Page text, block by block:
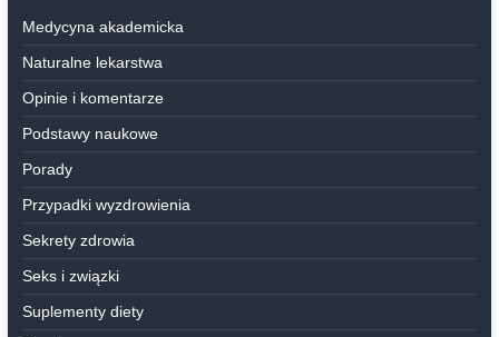
Medycyna akademicka
Naturalne lekarstwa
Opinie i komentarze
Podstawy naukowe
Porady
Przypadki wyzdrowienia
Sekrety zdrowia
Seks i związki
Suplementy diety